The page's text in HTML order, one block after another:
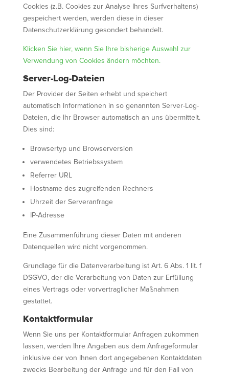
Cookies (z.B. Cookies zur Analyse Ihres Surfverhaltens)
gespeichert werden, werden diese in dieser
Datenschutzerklärung gesondert behandelt.
Klicken Sie hier, wenn Sie Ihre bisherige Auswahl zur
Verwendung von Cookies ändern möchten.
Server-Log-Dateien
Der Provider der Seiten erhebt und speichert
automatisch Informationen in so genannten Server-Log-
Dateien, die Ihr Browser automatisch an uns übermittelt.
Dies sind:
Browsertyp und Browserversion
verwendetes Betriebssystem
Referrer URL
Hostname des zugreifenden Rechners
Uhrzeit der Serveranfrage
IP-Adresse
Eine Zusammenführung dieser Daten mit anderen
Datenquellen wird nicht vorgenommen.
Grundlage für die Datenverarbeitung ist Art. 6 Abs. 1 lit. f
DSGVO, der die Verarbeitung von Daten zur Erfüllung
eines Vertrags oder vorvertraglicher Maßnahmen
gestattet.
Kontaktformular
Wenn Sie uns per Kontaktformular Anfragen zukommen
lassen, werden Ihre Angaben aus dem Anfrageformular
inklusive der von Ihnen dort angegebenen Kontaktdaten
zwecks Bearbeitung der Anfrage und für den Fall von